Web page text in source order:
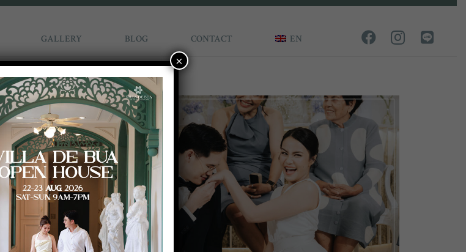
GALLERY BLOG CONTACT EN
×